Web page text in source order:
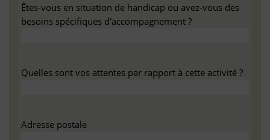
Êtes-vous en situation de handicap ou avez-vous des
besoins spécifiques d'accompagnement ?
Quelles sont vos attentes par rapport à cette activité ?
Adresse postale